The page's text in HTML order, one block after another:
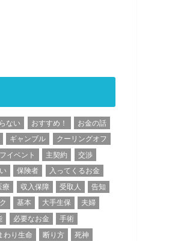
ない おすすめ！
お金の話
ギャンブル
クーリングオフ
イベント 主契約
交渉
保険者
入ってくるお金
療 収入保障 受取人
告知
基本 大手生保
夫婦
必要なお金
手術
わり生命
断り方
死神